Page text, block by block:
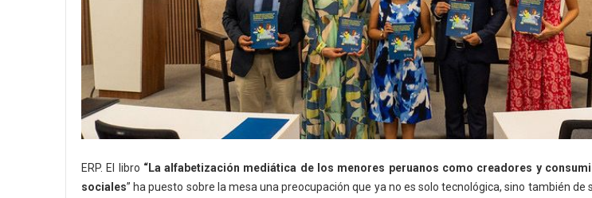
ERP. El libro “La alfabetización mediática de los menores peruanos como creadores y
sociales” ha puesto sobre la mesa una preocupación que ya no es solo tecnológica, sino también de